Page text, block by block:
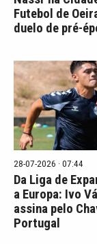
Futebol de
duelo de pré-
28-07-2026 · 07:44
Da Liga de
a Europa: Ivo
assina pelo
Portugal